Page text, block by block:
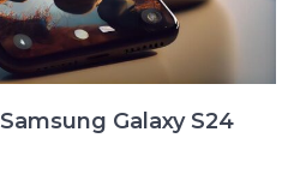
Galaxy S24